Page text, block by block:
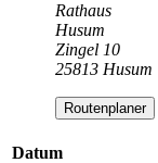
Rathaus
Husum
Zingel 10
25813 Husum
Routenplaner
Datum